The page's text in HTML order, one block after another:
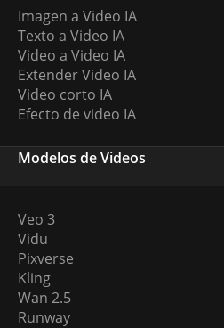
Imagen a Video IA
Texto a Video IA
Video a Video IA
Extender Video IA
Video corto IA
Efecto de video IA
Modelos de Videos
Veo 3
Vidu
Pixverse
Kling
Wan 2.5
Runway